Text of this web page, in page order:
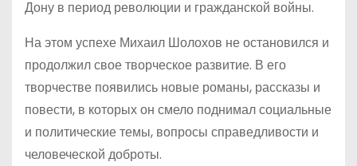
Дону в период революции и гражданской войны.
На этом успехе Михаил Шолохов не остановился и
продолжил свое творческое развитие. В его
творчестве появились новые романы, рассказы и
повести, в которых он смело поднимал социальные
и политические темы, вопросы справедливости и
человеческой доброты.